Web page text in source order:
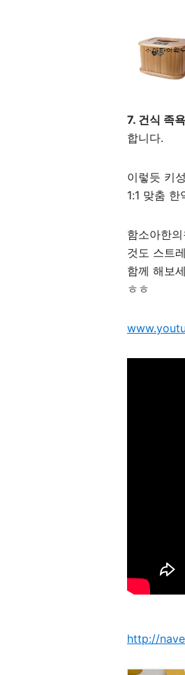
7. 건식 족욕
합니다.
이렇듯 키
1:1 맞춤
함소아한
것도 스트
함께 해보
ㅎㅎ
http://